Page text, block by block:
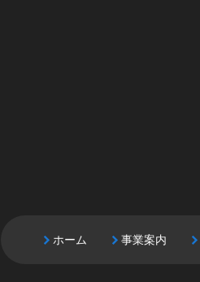
ホーム 事業案内